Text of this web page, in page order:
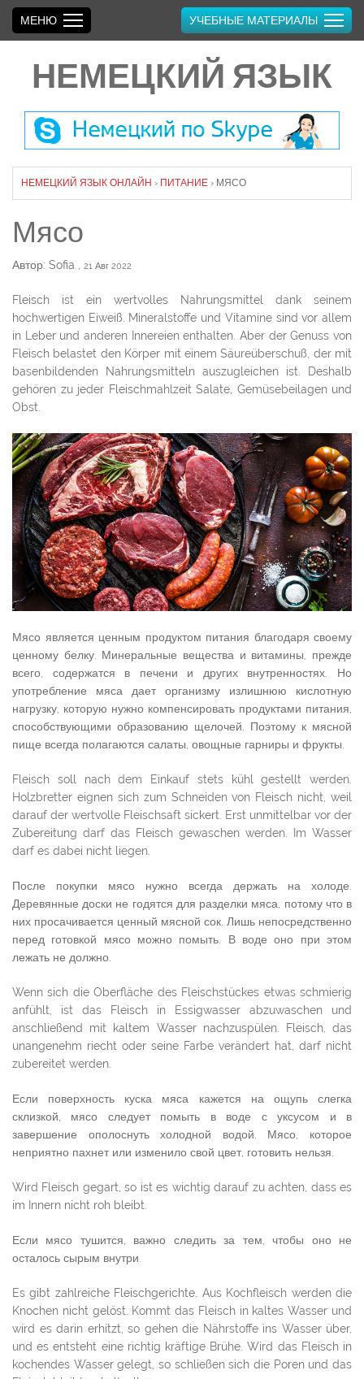
НЕМЕЦКИЙ ЯЗЫК
МЕНЮ УЧЕБНЫЕ МАТЕРИАЛЫ
НЕМЕЦКИЙ ЯЗЫК ОНЛАЙН › ПИТАНИЕ › МЯСО
Мясо
Автор: Sofia , 21 Авг 2022
Fleisch ist ein wertvolles Nahrungsmittel dank seinem
hochwertigen Eiweiß. Mineralstoffe und Vitamine sind vor allem
in Leber und anderen Innereien enthalten. Aber der Genuss von
Fleisch belastet den Körper mit einem Säureüberschuß, der mit
basenbildenden Nahrungsmitteln auszugleichen ist. Deshalb
gehören zu jeder Fleischmahlzeit Salate, Gemüsebeilagen und
Obst.
Мясо является ценным продуктом питания благодаря своему
ценному белку. Минеральные вещества и витамины, прежде
всего, содержатся в печени и других внутренностях. Но
употребление мяса дает организму излишнюю кислотную
нагрузку, которую нужно компенсировать продуктами питания,
способствующими образованию щелочей. Поэтому к мясной
пище всегда полагаются салаты, овощные гарниры и фрукты.
Fleisch soll nach dem Einkauf stets kühl gestellt werden.
Holzbretter eignen sich zum Schneiden von Fleisch nicht, weil
darauf der wertvolle Fleischsaft sickert. Erst unmittelbar vor der
Zubereitung darf das Fleisch gewaschen werden. Im Wasser
darf es dabei nicht liegen.
После покупки мясо нужно всегда держать на холоде.
Деревянные доски не годятся для разделки мяса, потому что в
них просачивается ценный мясной сок. Лишь непосредственно
перед готовкой мясо можно помыть. В воде оно при этом
лежать не должно.
Wenn sich die Oberfläche des Fleischstückes etwas schmierig
anfühlt, ist das Fleisch in Essigwasser abzuwaschen und
anschließend mit kaltem Wasser nachzuspülen. Fleisch, das
unangenehm riecht oder seine Farbe verändert hat, darf nicht
zubereitet werden.
Если поверхность куска мяса кажется на ощупь слегка
склизкой, мясо следует помыть в воде с уксусом и в
завершение ополоснуть холодной водой. Мясо, которое
неприятно пахнет или изменило свой цвет, готовить нельзя.
Wird Fleisch gegart, so ist es wichtig darauf zu achten, dass es
im Innern nicht roh bleibt.
Если мясо тушится, важно следить за тем, чтобы оно не
осталось сырым внутри.
Es gibt zahlreiche Fleischgerichte. Aus Kochfleisch werden die
Knochen nicht gelöst. Kommt das Fleisch in kaltes Wasser und
wird es darin erhitzt, so gehen die Nährstoffe ins Wasser über,
und es entsteht eine richtig kräftige Brühe. Wird das Fleisch in
kochendes Wasser gelegt, so schließen sich die Poren und das